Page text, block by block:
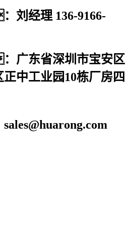
经理 136-9166-
东省深圳市宝安区
中工业园10栋厂房四